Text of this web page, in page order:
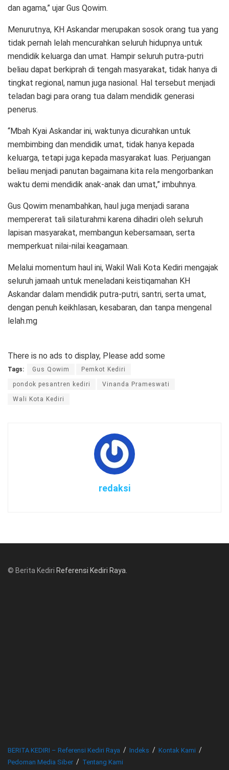
dan agama,” ujar Gus Qowim.
Menurutnya, KH Askandar merupakan sosok orang tua yang
tidak pernah lelah mencurahkan seluruh hidupnya untuk
mendidik keluarga dan umat. Hampir seluruh putra-putri
beliau dapat berkiprah di tengah masyarakat, tidak hanya di
tingkat regional, namun juga nasional. Hal tersebut menjadi
teladan bagi para orang tua dalam mendidik generasi
penerus.
“Mbah Kyai Askandar ini, waktunya dicurahkan untuk
membimbing dan mendidik umat, tidak hanya kepada
keluarga, tetapi juga kepada masyarakat luas. Perjuangan
beliau menjadi panutan bagaimana kita rela mengorbankan
waktu demi mendidik anak-anak dan umat,” imbuhnya.
Gus Qowim menambahkan, haul juga menjadi sarana
mempererat tali silaturahmi karena dihadiri oleh seluruh
lapisan masyarakat, membangun kebersamaan, serta
memperkuat nilai-nilai keagamaan.
Melalui momentum haul ini, Wakil Wali Kota Kediri mengajak
seluruh jamaah untuk meneladani keistiqamahan KH
Askandar dalam mendidik putra-putri, santri, serta umat,
dengan penuh keikhlasan, kesabaran, dan tanpa mengenal
lelah.mg
There is no ads to display, Please add some
Tags: Gus Qowim Pemkot Kediri
pondok pesantren kediri Vinanda Prameswati
Wali Kota Kediri
redaksi
© Berita Kediri Referensi Kediri Raya
BERITA KEDIRI – Referensi Kediri Raya Indeks
Kontak Kami
Pedoman Media Siber
Tentang Kami